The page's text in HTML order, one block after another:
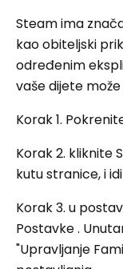
Steam ima
kao obiteljski
određenim
vaše dijete
Korak 1.
Korak 2. kliknite
kutu stranice, i
Korak 3. u
Postavke .
"Upravljanje